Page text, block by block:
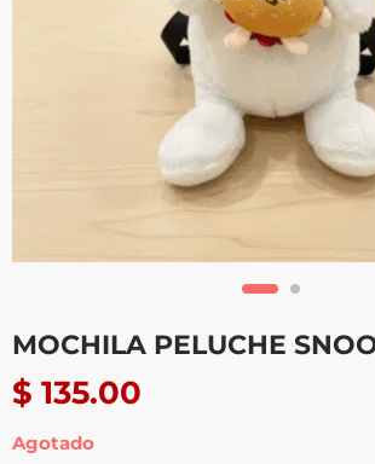
MOCHILA PELUCHE
$ 135.00
Agotado